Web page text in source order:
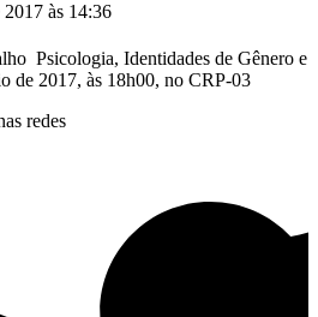
às 14:36
Psicologia, Identidades de Gênero e
de 2017, às 18h00, no CRP-03
redes